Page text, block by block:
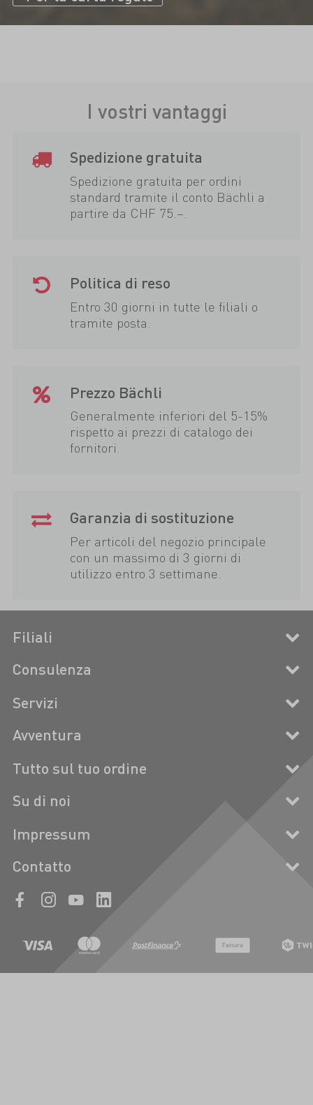
I vostri vantaggi
Spedizione gratuita
Spedizione gratuita per ordini
standard tramite il conto Bächli a
partire da CHF 75.–.
Politica di reso
Entro 30 giorni in tutte le filiali o
tramite posta.
Prezzo Bächli
Generalmente inferiori del 5-15%
rispetto ai prezzi di catalogo dei
fornitori.
Garanzia di sostituzione
Per articoli del negozio principale
con un massimo di 3 giorni di
utilizzo entro 3 settimane.
Filiali
Consulenza
Servizi
Avventura
Tutto sul tuo ordine
Su di noi
Impressum
Contatto